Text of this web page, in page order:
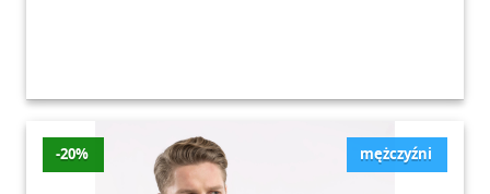
mężczyźni
-20%